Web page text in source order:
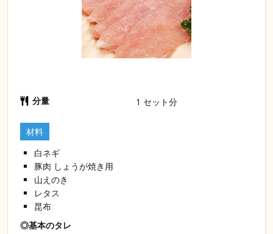
分量 1 セット分
材料
白ネギ
豚肉 しょうが焼き用
山えのき
レタス
昆布
◎基本のタレ